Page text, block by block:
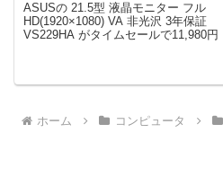
ASUSの 21.5型 液晶モニター フル
HD(1920×1080) VA 非光沢 3年保証
VS229HA がタイムセールで11,980円
ホーム コンピュータ